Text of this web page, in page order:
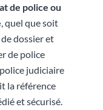
de police ou
, quel que soit
dossier et
de police
judiciaire
la référence
et sécurisé.